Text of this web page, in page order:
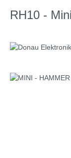
RH10 -
Bildergalerie